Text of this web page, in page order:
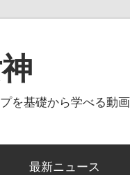
を基礎から学べる動
最新ニュース